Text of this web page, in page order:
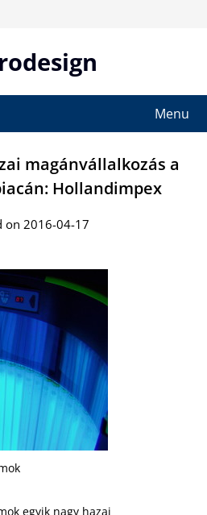
Menu
magánvállalkozás a
Hollandimpex
on 2016-04-17
egyik nagy hazai